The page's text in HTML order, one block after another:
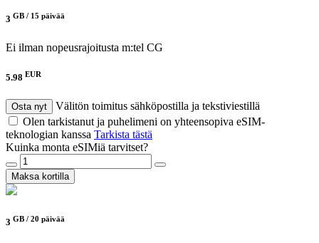
3 GB / 15 päivää
Ei ilman nopeusrajoitusta m:tel CG
5.98 EUR
Osta nyt
Välitön toimitus sähköpostilla ja tekstiviestillä
Olen tarkistanut ja puhelimeni on yhteensopiva eSIM-
teknologian kanssa Tarkista tästä
Kuinka monta eSIMiä tarvitset?
Maksa kortilla
3 GB / 20 päivää